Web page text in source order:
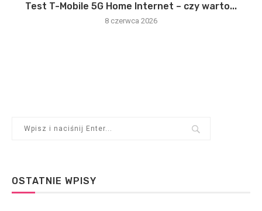
Test T-Mobile 5G Home Internet – czy warto...
8 czerwca 2026
OSTATNIE WPISY